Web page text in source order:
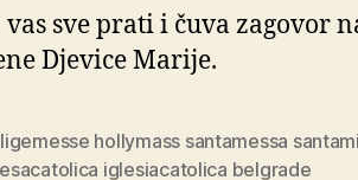
vas sve prati i čuva zagovor
Djevice Marije.
hollymass santamessa
iglesiacatolica belgrade